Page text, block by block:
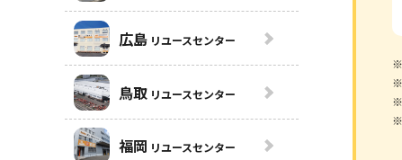
※
※
※
※
広島 リユースセンター
鳥取 リユースセンター
福岡 リユースセンター